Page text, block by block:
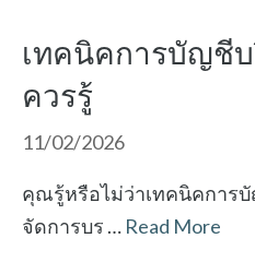
เทคนิคการบัญชี
ควรรู้
11/02/2026
คุณรู้หรือไม่ว่าเทคนิคการ
จัดการบร … Read More